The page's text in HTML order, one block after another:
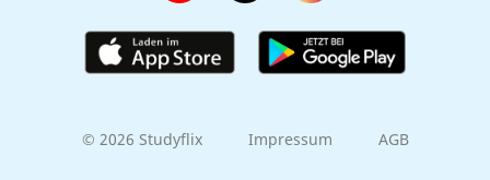
© 2026 Studyflix Impressum AGB